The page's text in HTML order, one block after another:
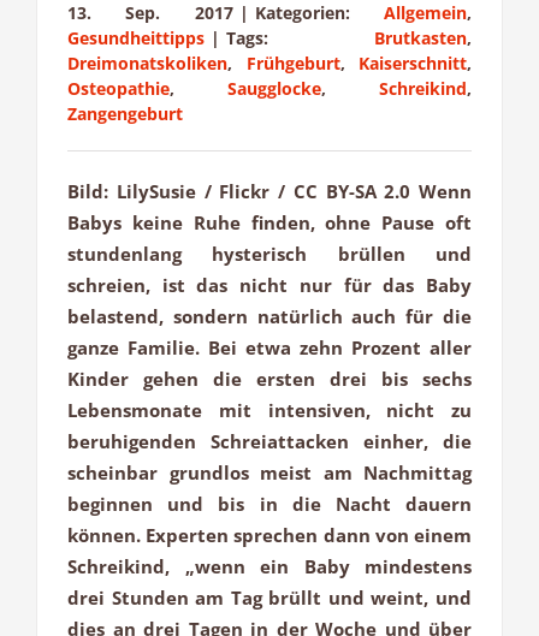
13. Sep. 2017 | Kategorien:Allgemein,
Gesundheittipps | Tags: Brutkasten,
Dreimonatskoliken, Frühgeburt, Kaiserschnitt,
Osteopathie, Saugglocke, Schreikind,
Zangengeburt
Bild: LilySusie / Flickr / CC BY-SA 2.0 Wenn
Babys keine Ruhe finden, ohne Pause oft
stundenlang hysterisch brüllen und
schreien, ist das nicht nur für das Baby
belastend, sondern natürlich auch für die
ganze Familie. Bei etwa zehn Prozent aller
Kinder gehen die ersten drei bis sechs
Lebensmonate mit intensiven, nicht zu
beruhigenden Schreiattacken einher, die
scheinbar grundlos meist am Nachmittag
beginnen und bis in die Nacht dauern
können. Experten sprechen dann von einem
Schreikind, „wenn ein Baby mindestens
drei Stunden am Tag brüllt und weint, und
dies an drei Tagen in der Woche und über